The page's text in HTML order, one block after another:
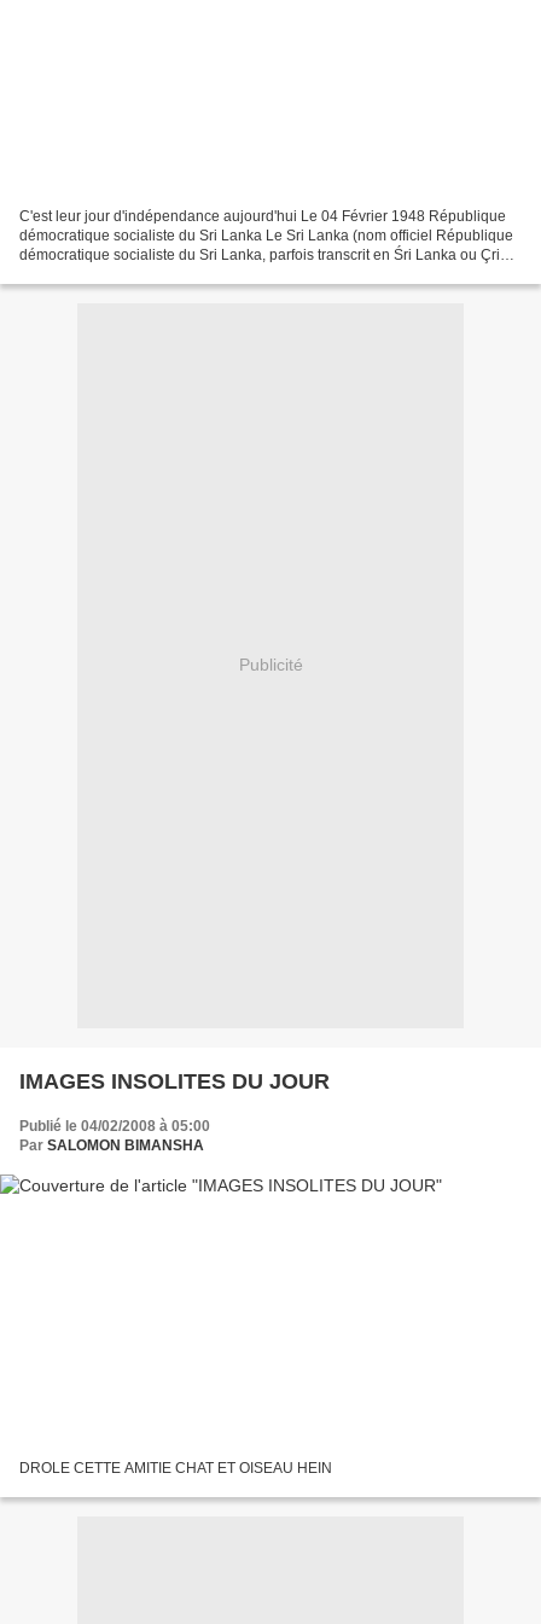
C'est leur jour d'indépendance aujourd'hui Le 04 Février 1948 République
démocratique socialiste du Sri Lanka Le Sri Lanka (nom officiel République
démocratique socialiste du Sri Lanka, parfois transcrit en Śri Lanka ou Çri
Publicité
IMAGES INSOLITES DU JOUR
Publié le 04/02/2008 à 05:00
Par SALOMON BIMANSHA
DROLE CETTE AMITIE CHAT ET OISEAU HEIN